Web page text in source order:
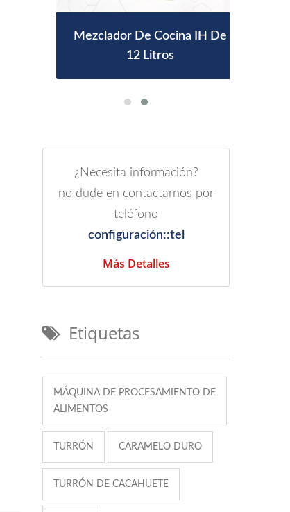
Mezclador De Cocina IH De
12 Litros
¿Necesita información?
no dude en contactarnos por
teléfono
configuración::tel
Más Detalles
Etiquetas
MÁQUINA DE PROCESAMIENTO DE
ALIMENTOS
TURRÓN CARAMELO DURO
TURRÓN DE CACAHUETE